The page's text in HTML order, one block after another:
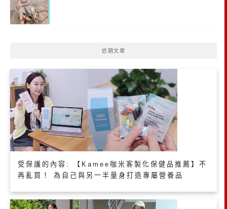
近期文章
受保護的內容: 【Kamee咖米客製化保健品推薦】不
再亂買！ 為自己與另一半量身打造專屬營養品